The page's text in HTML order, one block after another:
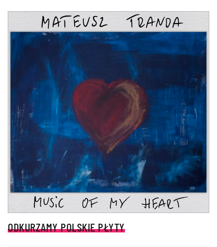
ODKURZAMY POLSKIE PŁYTY